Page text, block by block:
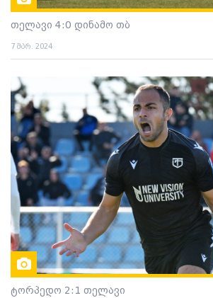
თელავი 4:0 დინამო თბ
7 მარ. 2024
ტორპედო 2:1 თელავი